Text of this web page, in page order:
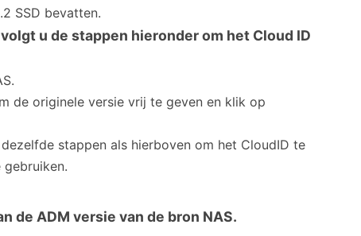
SSD bevatten.
u de stappen hieronder om het Cloud ID
de originele versie vrij te geven en klik op
stappen als hierboven om het CloudID te
de ADM versie van de bron NAS.